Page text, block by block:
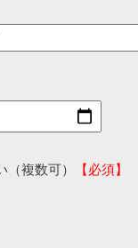
複数可）
【必須】